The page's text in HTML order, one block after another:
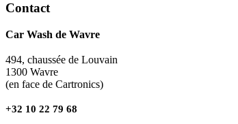
Contact
Car Wash de Wavre
494, chaussée de Louvain
1300 Wavre
(en face de Cartronics)
+32 10 22 79 68